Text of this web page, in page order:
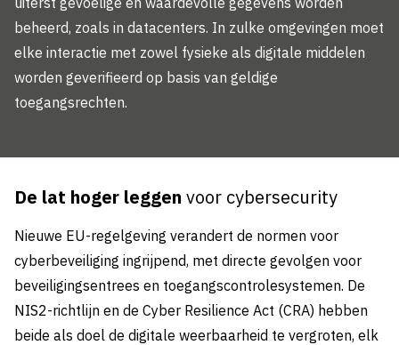
beheerd, zoals in datacenters. In zulke omgevingen moet
elke interactie met zowel fysieke als digitale middelen
worden geverifieerd op basis van geldige
toegangsrechten.
De lat hoger leggen voor cybersecurity
Nieuwe EU-regelgeving verandert de normen voor
cyberbeveiliging ingrijpend, met directe gevolgen voor
beveiligingsentrees en toegangscontrolesystemen. De
NIS2-richtlijn en de Cyber Resilience Act (CRA) hebben
beide als doel de digitale weerbaarheid te vergroten, elk